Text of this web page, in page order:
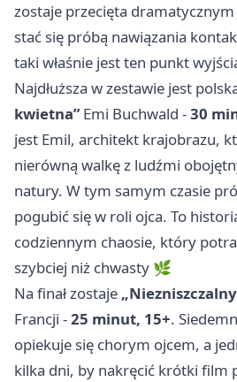
zostaje przecięta
stać się próbą nawiązania
taki właśnie jest ten punkt
Najdłuższa w zestawie jest
kwietna”Emi Buchwald -30
jest Emil, architekt krajobrazu,
nierówną walkę z ludźmi
natury. W tym samym czasie
pogubić się w roli ojca. To
codziennym chaosie, który
szybciej niż chwasty 🌿
Na finał zostaje
Francji -25 minut, 15+.
opiekuje się chorym ojcem, a
kilka dni, by nakręcić krótki film